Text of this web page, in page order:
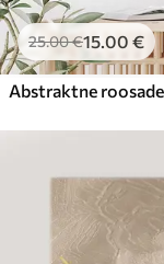
25.00€15.00 €